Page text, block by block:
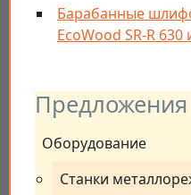
Предложения
Оборудование
Станки
Барабанные
EcoWood SR-R 630